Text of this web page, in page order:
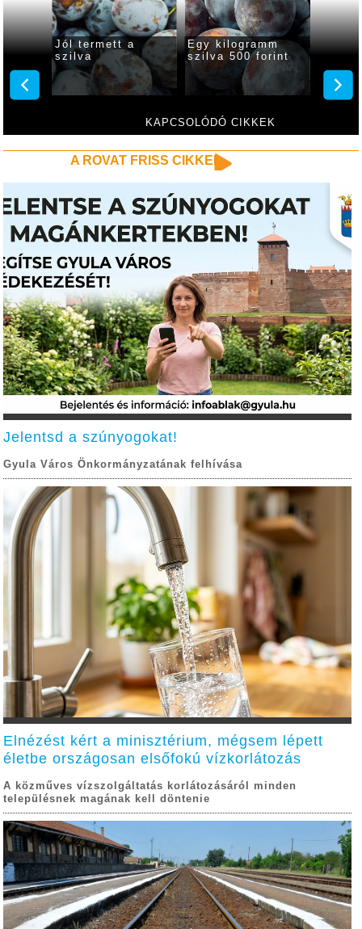
KAPCSOLÓDÓ CIKKEK
Jól termett a
szilva
Egy kilogramm
szilva 500 forint
A ROVAT FRISS CIKKEI
Jelentsd a szúnyogokat!
Gyula Város Önkormányzatának felhívása
Elnézést kért a minisztérium, mégsem lépett
életbe országosan elsőfokú vízkorlátozás
A közműves vízszolgáltatás korlátozásáról minden
településnek magának kell döntenie